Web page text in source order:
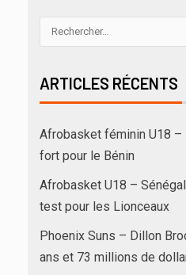
ARTICLES RÉCENTS
Afrobasket féminin U18 –
fort pour le Bénin
Afrobasket U18 –
test pour les Lionceaux
Phoenix Suns – Dillon
ans et 73 millions de